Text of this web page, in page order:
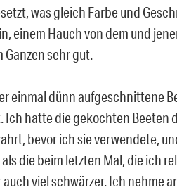
was gleich Farbe und
einem Hauch von dem und
sehr gut.
einmal dünn aufgeschnittene
Ich hatte die gekochten Beeten
bevor ich sie verwendete,
die beim letzten Mal, die ich
viel schwärzer. Ich nehme